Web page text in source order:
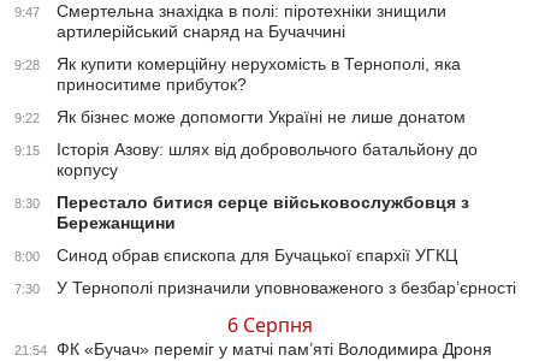
9:47
Смертельна знахідка в полі: піротехніки знищили
артилерійський снаряд на Бучаччині
9:28
Як купити комерційну нерухомість в Тернополі, яка
приноситиме прибуток?
9:22 Як бізнес може допомогти Україні не лише донатом
9:15
Історія Азову: шлях від добровольчого батальйону до
корпусу
8:30
Перестало битися серце військовослужбовця з
Бережанщини
8:00 Синод обрав єпископа для Бучацької єпархії УГКЦ
7:30 У Тернополі призначили уповноваженого з безбар’єрності
6 Серпня
21:54 ФК «Бучач» переміг у матчі пам’яті Володимира Дроня